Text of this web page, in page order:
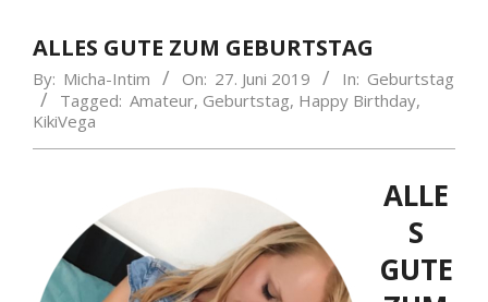
ALLES GUTE ZUM GEBURTSTAG
By: Micha-Intim On: 27. Juni 2019 In: Geburtstag
Tagged: Amateur, Geburtstag, Happy Birthday,
KikiVega
ALLE
S
GUTE